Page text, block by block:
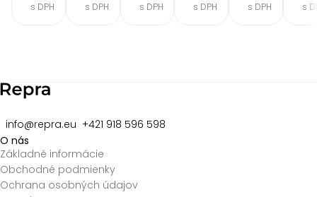
s DPH s DPH s DPH s DPH s DPH s
info@repra.eu +421 918 596 598
O nás
Základné informácie
Obchodné podmienky
Ochrana osobných údajov